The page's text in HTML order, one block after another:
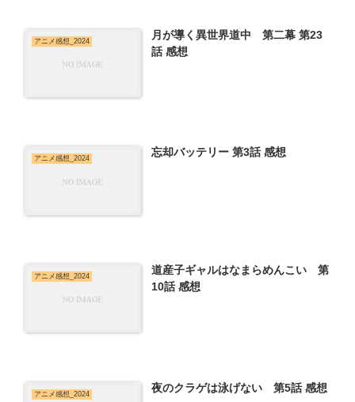
アニメ感想_2024
月が導く異世界道中 第二幕 第23
話 感想
アニメ感想_2024 忘却バッテリー 第3話 感想
アニメ感想_2024
道産子ギャルはなまらめんこい 第
10話 感想
アニメ感想_2024 夜のクラゲは泳げない 第5話 感想